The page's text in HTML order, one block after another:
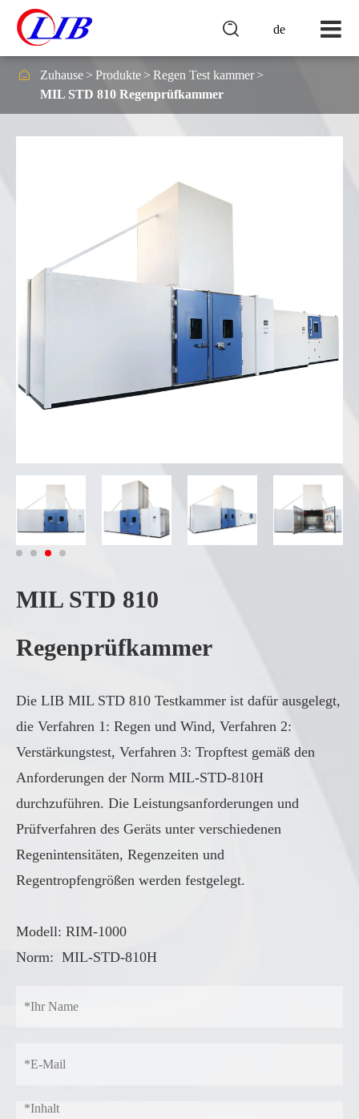
de

 Zuhause Produkte
Regen Test kammer
MIL STD 810 Regenprüfkammer
MIL STD 810
Regenprüfkammer
Die LIB MIL STD 810 Testkammer ist dafür ausgelegt,
die Verfahren 1: Regen und Wind, Verfahren 2:
Verstärkungstest, Verfahren 3: Tropftest gemäß den
Anforderungen der Norm MIL-STD-810H
durchzuführen. Die Leistungsanforderungen und
Prüfverfahren des Geräts unter verschiedenen
Regenintensitäten, Regenzeiten und
Regentropfengrößen werden festgelegt.
Modell: RIM-1000
Norm: MIL-STD-810H